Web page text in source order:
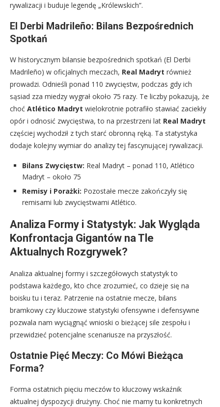
rywalizacji i buduje legendę „Królewskich”.
El Derbi Madrileño: Bilans Bezpośrednich
Spotkań
W historycznym bilansie bezpośrednich spotkań (El Derbi
Madrileño) w oficjalnych meczach, Real Madryt również
prowadzi. Odnieśli ponad 110 zwycięstw, podczas gdy ich
sąsiad zza miedzy wygrał około 75 razy. Te liczby pokazują, że
choć Atlético Madryt wielokrotnie potrafiło stawiać zaciekły
opór i odnosić zwycięstwa, to na przestrzeni lat Real Madryt
częściej wychodził z tych starć obronną ręką. Ta statystyka
dodaje kolejny wymiar do analizy tej fascynującej rywalizacji.
Bilans Zwycięstw: Real Madryt – ponad 110, Atlético
Madryt – około 75
Remisy i Porażki: Pozostałe mecze zakończyły się
remisami lub zwycięstwami Atlético.
Analiza Formy i Statystyk: Jak Wygląda
Konfrontacja Gigantów na Tle
Aktualnych Rozgrywek?
Analiza aktualnej formy i szczegółowych statystyk to
podstawa każdego, kto chce zrozumieć, co dzieje się na
boisku tu i teraz. Patrzenie na ostatnie mecze, bilans
bramkowy czy kluczowe statystyki ofensywne i defensywne
pozwala nam wyciągnąć wnioski o bieżącej sile zespołu i
przewidzieć potencjalne scenariusze na przyszłość.
Ostatnie Pięć Meczy: Co Mówi Bieżąca
Forma?
Forma ostatnich pięciu meczów to kluczowy wskaźnik
aktualnej dyspozycji drużyny. Choć nie mamy tu konkretnych